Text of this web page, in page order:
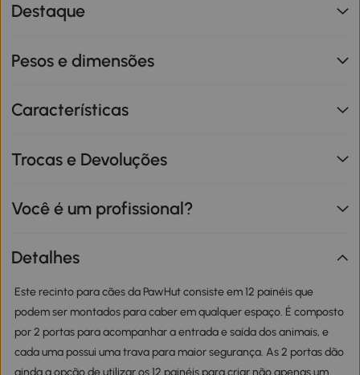
Destaque
Pesos e dimensões
Características
Trocas e Devoluções
Você é um profissional?
Detalhes
Este recinto para cães da PawHut consiste em 12 painéis que
podem ser montados para caber em qualquer espaço. É composto
por 2 portas para acompanhar a entrada e saída dos animais, e
cada uma possui uma trava para maior segurança. As 2 portas dão